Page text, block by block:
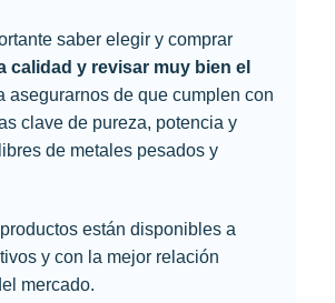
saber elegir y comprar
calidad y revisar muy bien el
asegurarnos de que cumplen con
clave de pureza, potencia y
de metales pesados y
están disponibles a
y con la mejor relación
mercado.